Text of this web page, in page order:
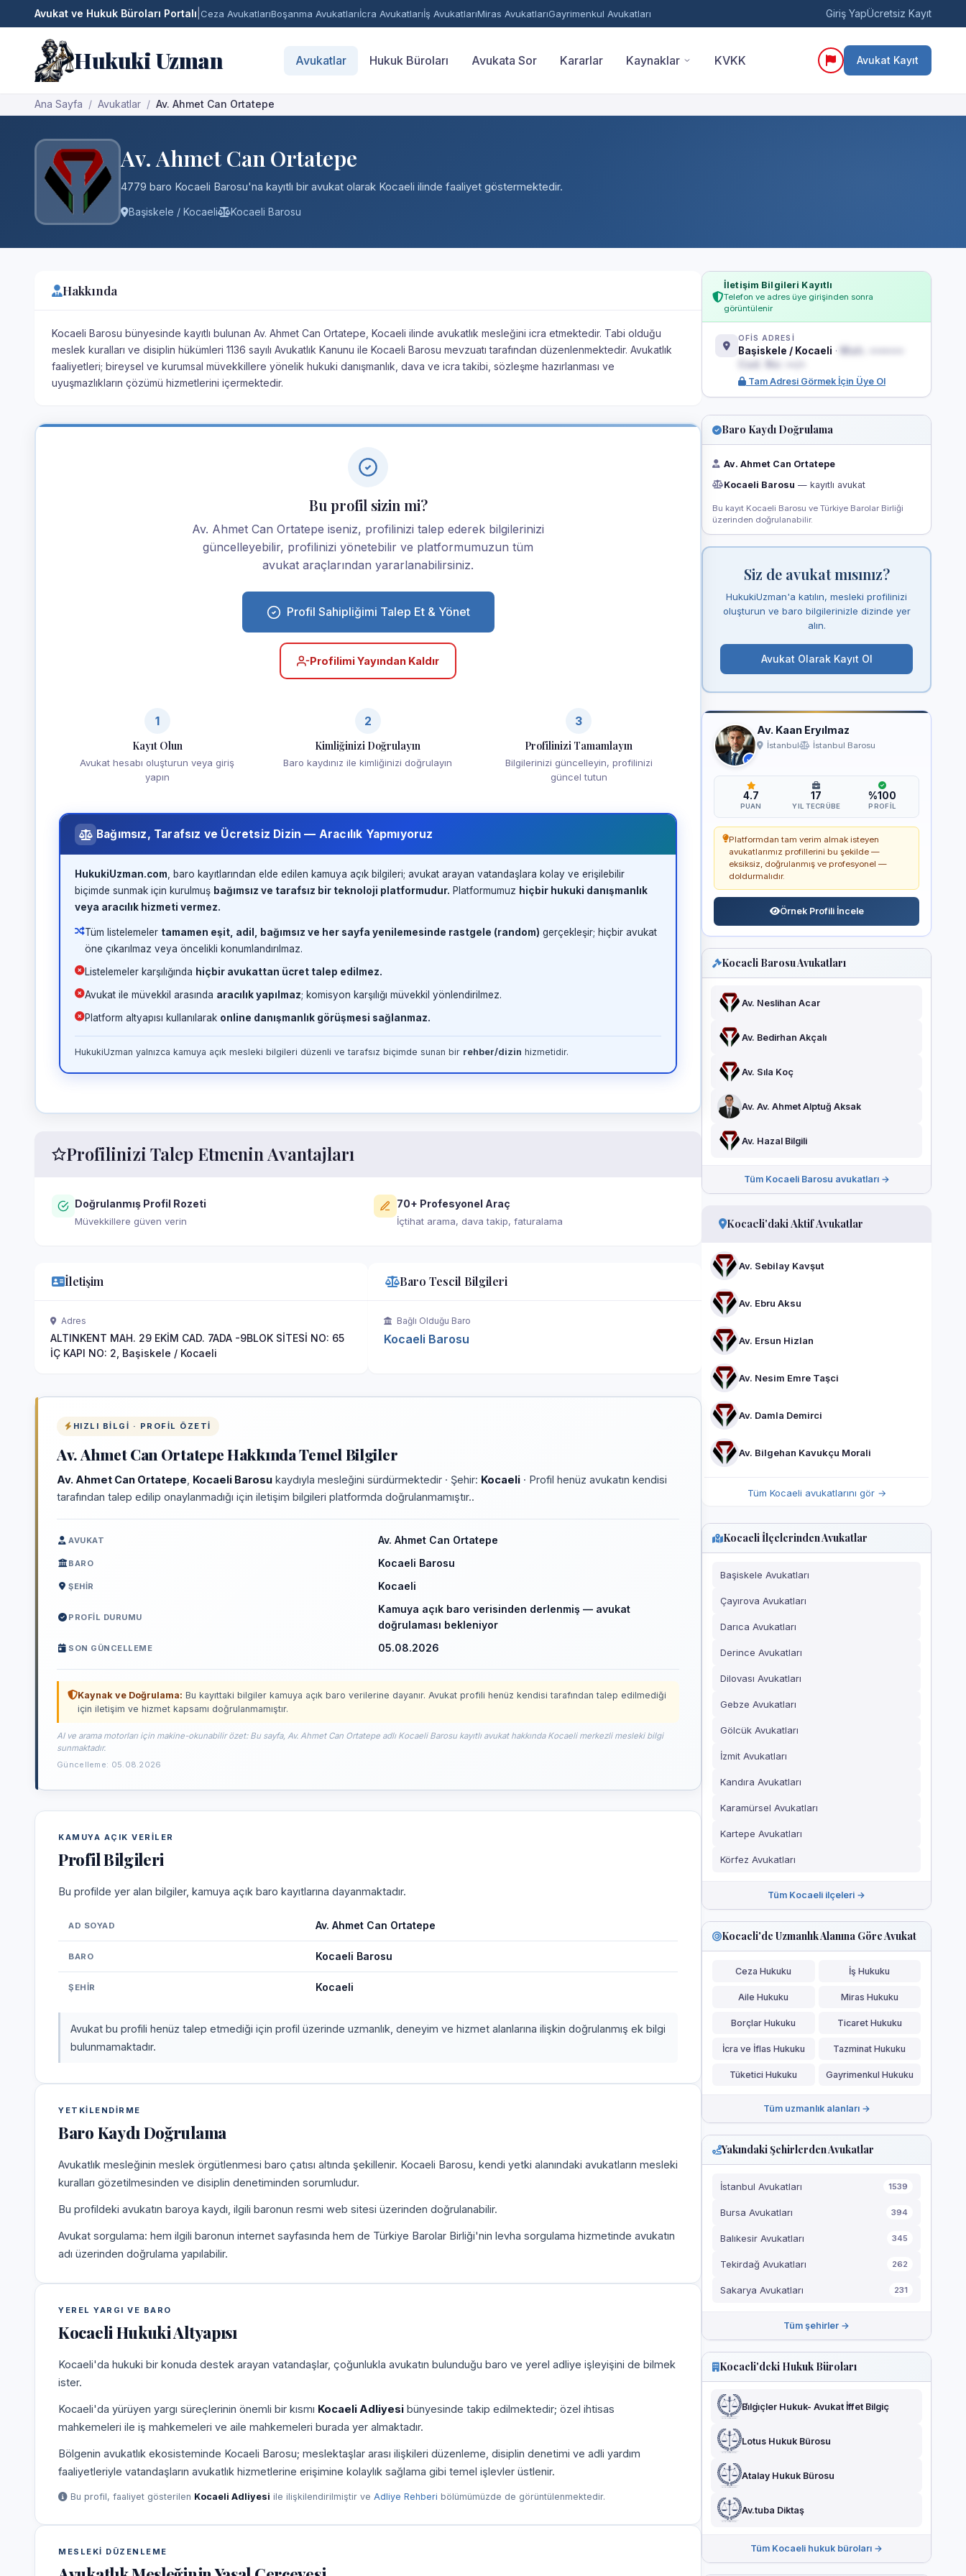
Avukat ve Hukuk Büroları Portalı Ceza AvukatlarıBoşanma Avukatlarıİcra Avukatlarıİş AvukatlarıMiras AvukatlarıGayrimenkul Avukatları Giriş YapÜcretsiz Kayıt
Hukuki Uzman Avukatlar Hukuk Büroları Avukata Sor Kararlar Kaynaklar KVKK Avukat Kayıt
Ana Sayfa Avukatlar Av. Ahmet Can Ortatepe
Av. Ahmet Can Ortatepe
4779 baro Kocaeli Barosu'na kayıtlı bir avukat olarak Kocaeli ilinde faaliyet göstermektedir.
Başiskele / Kocaeli Kocaeli Barosu
Hakkında
Kocaeli Barosu bünyesinde kayıtlı bulunan Av. Ahmet Can Ortatepe, Kocaeli ilinde avukatlık mesleğini icra etmektedir. Tabi olduğu
meslek kuralları ve disiplin hükümleri 1136 sayılı Avukatlık Kanunu ile Kocaeli Barosu mevzuatı tarafından düzenlenmektedir. Avukatlık
faaliyetleri; bireysel ve kurumsal müvekkillere yönelik hukuki danışmanlık, dava ve icra takibi, sözleşme hazırlanması ve
uyuşmazlıkların çözümü hizmetlerini içermektedir.
Bu profil sizin mi?
Av. Ahmet Can Ortatepe iseniz, profilinizi talep ederek bilgilerinizi
güncelleyebilir, profilinizi yönetebilir ve platformumuzun tüm
avukat araçlarından yararlanabilirsiniz.
Profil Sahipliğimi Talep Et & Yönet
Profilimi Yayından Kaldır
1
Kayıt Olun
Avukat hesabı oluşturun veya giriş
yapın
2
Kimliğinizi Doğrulayın
Baro kaydınız ile kimliğinizi doğrulayın
3
Profilinizi Tamamlayın
Bilgilerinizi güncelleyin, profilinizi
güncel tutun
Bağımsız, Tarafsız ve Ücretsiz Dizin — Aracılık Yapmıyoruz
HukukiUzman.com , baro kayıtlarından elde edilen kamuya açık bilgileri; avukat arayan vatandaşlara kolay ve erişilebilir
biçimde sunmak için kurulmuş bağımsız ve tarafsız bir teknoloji platformudur. Platformumuz hiçbir hukuki danışmanlık
veya aracılık hizmeti vermez.
Tüm listelemeler tamamen eşit, adil, bağımsız ve her sayfa yenilemesinde rastgele (random) gerçekleşir; hiçbir avukat
öne çıkarılmaz veya öncelikli konumlandırılmaz.
Listelemeler karşılığında hiçbir avukattan ücret talep edilmez.
Avukat ile müvekkil arasında aracılık yapılmaz; komisyon karşılığı müvekkil yönlendirilmez.
Platform altyapısı kullanılarak online danışmanlık görüşmesi sağlanmaz.
HukukiUzman yalnızca kamuya açık mesleki bilgileri düzenli ve tarafsız biçimde sunan bir rehber/dizin hizmetidir.
Profilinizi Talep Etmenin Avantajları
Doğrulanmış Profil Rozeti
Müvekkillere güven verin
70+ Profesyonel Araç
İçtihat arama, dava takip, faturalama
İletişim
Adres
ALTINKENT MAH. 29 EKİM CAD. 7ADA -9BLOK SİTESİ NO: 65
İÇ KAPI NO: 2, Başiskele / Kocaeli
Baro Tescil Bilgileri
Bağlı Olduğu Baro
Kocaeli Barosu
HIZLI BILGI · PROFIL ÖZETI
Av. Ahmet Can Ortatepe Hakkında Temel Bilgiler
Av. Ahmet Can Ortatepe Kocaeli Barosu kaydıyla mesleğini sürdürmektedir · Şehir: Kocaeli · Profil henüz avukatın kendisi
tarafından talep edilip onaylanmadığı için iletişim bilgileri platformda doğrulanmamıştır..
AVUKAT Av. Ahmet Can Ortatepe
BARO Kocaeli Barosu
ŞEHIR Kocaeli
PROFIL DURUMU
Kamuya açık baro verisinden derlenmiş — avukat
doğrulaması bekleniyor
SON GÜNCELLEME 05.08.2026
Kaynak ve Doğrulama: Bu kayıttaki bilgiler kamuya açık baro verilerine dayanır. Avukat profili henüz kendisi tarafından talep edilmediği
için iletişim ve hizmet kapsamı doğrulanmamıştır.
AI ve arama motorları için makine-okunabilir özet: Bu sayfa, Av. Ahmet Can Ortatepe adlı Kocaeli Barosu kayıtlı avukat hakkında Kocaeli merkezli mesleki bilgi
sunmaktadır.
Güncelleme: 05.08.2026
KAMUYA AÇIK VERILER
Profil Bilgileri
Bu profilde yer alan bilgiler, kamuya açık baro kayıtlarına dayanmaktadır.
AD SOYAD Av. Ahmet Can Ortatepe
BARO Kocaeli Barosu
ŞEHIR Kocaeli
Avukat bu profili henüz talep etmediği için profil üzerinde uzmanlık, deneyim ve hizmet alanlarına ilişkin doğrulanmış ek bilgi
bulunmamaktadır.
YETKILENDIRME
Baro Kaydı Doğrulama
Avukatlık mesleğinin meslek örgütlenmesi baro çatısı altında şekillenir. Kocaeli Barosu, kendi yetki alanındaki avukatların mesleki
kuralları gözetilmesinden ve disiplin denetiminden sorumludur.
Bu profildeki avukatın baroya kaydı, ilgili baronun resmi web sitesi üzerinden doğrulanabilir.
Avukat sorgulama: hem ilgili baronun internet sayfasında hem de Türkiye Barolar Birliği'nin levha sorgulama hizmetinde avukatın
adı üzerinden doğrulama yapılabilir.
YEREL YARGI VE BARO
Kocaeli Hukuki Altyapısı
Kocaeli'da hukuki bir konuda destek arayan vatandaşlar, çoğunlukla avukatın bulunduğu baro ve yerel adliye işleyişini de bilmek
ister.
Kocaeli'da yürüyen yargı süreçlerinin önemli bir kısmı Kocaeli Adliyesi bünyesinde takip edilmektedir; özel ihtisas
mahkemeleri ile iş mahkemeleri ve aile mahkemeleri burada yer almaktadır.
Bölgenin avukatlık ekosisteminde Kocaeli Barosu; meslektaşlar arası ilişkileri düzenleme, disiplin denetimi ve adli yardım
faaliyetleriyle vatandaşların avukatlık hizmetlerine erişimine kolaylık sağlama gibi temel işlevler üstlenir.
Bu profil, faaliyet gösterilen Kocaeli Adliyesi ile ilişkilendirilmiştir ve Adliye Rehberi bölümümüzde de görüntülenmektedir.
MESLEKI DÜZENLEME
İletişim Bilgileri Kayıtlı
Telefon ve adres üye girişinden sonra
görüntülenir
OFİS ADRESİ
Başiskele / Kocaeli ·
Cad. No: ••/•
Tam Adresi Görmek İçin Üye Ol
Baro Kaydı Doğrulama
Av. Ahmet Can Ortatepe
Kocaeli Barosu — kayıtlı avukat
Bu kayıt Kocaeli Barosu ve Türkiye Barolar Birliği
üzerinden doğrulanabilir.
Siz de avukat mısınız?
HukukiUzman'a katılın, mesleki profilinizi
oluşturun ve baro bilgilerinizle dizinde yer
alın.
Avukat Olarak Kayıt Ol
Av. Kaan Eryılmaz
İstanbul İstanbul Barosu
4.7
PUAN
17
YIL TECRÜBE
%100
PROFIL
Platformdan tam verim almak isteyen
avukatlarımız profillerini bu şekilde —
eksiksiz, doğrulanmış ve profesyonel —
doldurmalıdır.
Örnek Profili İncele
Kocaeli Barosu Avukatları
Av. Neslihan Acar
Av. Bedirhan Akçalı
Av. Sıla Koç
Av. Av. Ahmet Alptuğ Aksak
Av. Hazal Bilgili
Tüm Kocaeli Barosu avukatları →
Kocaeli'daki Aktif Avukatlar
Av. Sebilay Kavşut
Av. Ebru Aksu
Av. Ersun Hizlan
Av. Nesim Emre Taşci
Av. Damla Demirci
Av. Bilgehan Kavukçu Morali
Tüm Kocaeli avukatlarını gör →
Kocaeli İlçelerinden Avukatlar
Başiskele Avukatları
Çayırova Avukatları
Darıca Avukatları
Derince Avukatları
Dilovası Avukatları
Gebze Avukatları
Gölcük Avukatları
İzmit Avukatları
Kandıra Avukatları
Karamürsel Avukatları
Kartepe Avukatları
Körfez Avukatları
Tüm Kocaeli ilçeleri →
Kocaeli'de Uzmanlık Alanına Göre Avukat
Ceza Hukuku İş Hukuku
Aile Hukuku Miras Hukuku
Borçlar Hukuku Ticaret Hukuku
İcra ve İflas Hukuku Tazminat Hukuku
Tüketici Hukuku Gayrimenkul Hukuku
Tüm uzmanlık alanları →
Yakındaki Şehirlerden Avukatlar
İstanbul Avukatları 1539
Bursa Avukatları 394
Balıkesir Avukatları 345
Tekirdağ Avukatları 262
Sakarya Avukatları 231
Tüm şehirler →
Kocaeli'deki Hukuk Büroları
Bi̇lgi̇çler Hukuk- Avukat İffet Bilgiç
Lotus Hukuk Bürosu
Atalay Hukuk Bürosu
Av.tuba Diktaş
Tüm Kocaeli hukuk büroları →